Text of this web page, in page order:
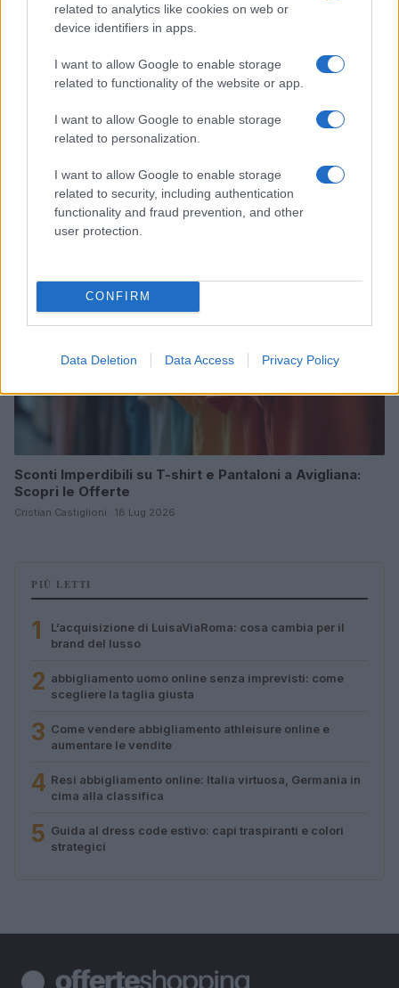
related to analytics like cookies on web or
device identifiers in apps.
I want to allow Google to enable storage
related to functionality of the website or app.
I want to allow Google to enable storage
related to personalization.
I want to allow Google to enable storage
related to security, including authentication
functionality and fraud prevention, and other
user protection.
CONFIRM
Data Deletion Data Access Privacy Policy
L’acquisizione di LuisaViaRoma: cosa cambia per il
brand del lusso
Davide Ferraro · 19 Lug 2026
ABBIGLIAMENTO
Sconti Imperdibili su T-shirt e Pantaloni a Avigliana:
Scopri le Offerte
Cristian Castiglioni · 18 Lug 2026
PIÙ LETTI
1
L’acquisizione di LuisaViaRoma: cosa cambia per il
brand del lusso
2 abbigliamento uomo online senza imprevisti: come
scegliere la taglia giusta
3 Come vendere abbigliamento athleisure online e
aumentare le vendite
4 Resi abbigliamento online: Italia virtuosa, Germania in
cima alla classifica
5 Guida al dress code estivo: capi traspiranti e colori
strategici